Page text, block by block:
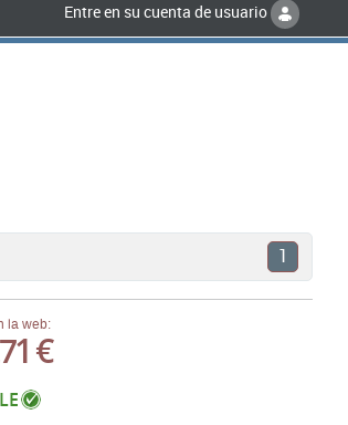
Entre en su cuenta de usuario
1
la web:
€